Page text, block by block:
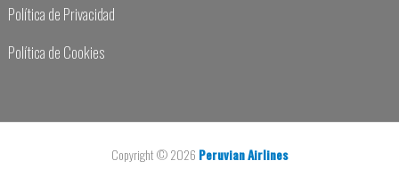
Política de Privacidad
Política de Cookies
Copyright © 2026 Peruvian Airlines